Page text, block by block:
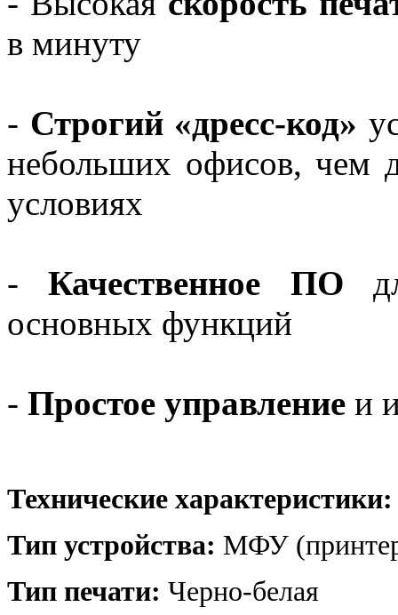
в минуту
- Строгий «дресс-код»
небольших офисов, чем
условиях
-Качественное ПО
основных функций
- Простое управление и
Технические характеристики:
Тип устройства: МФУ
Тип печати: Черно-белая